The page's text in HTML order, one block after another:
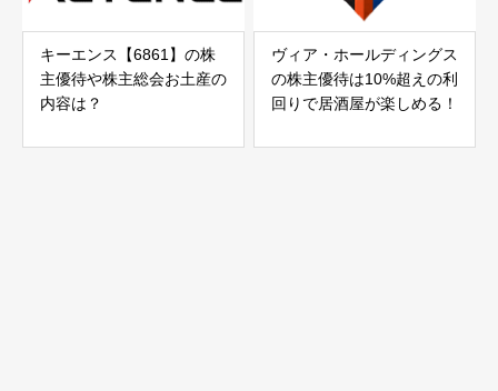
キーエンス【6861】の株
主優待や株主総会お土産の
内容は？
ヴィア・ホールディングス
の株主優待は10%超えの利
回りで居酒屋が楽しめる！